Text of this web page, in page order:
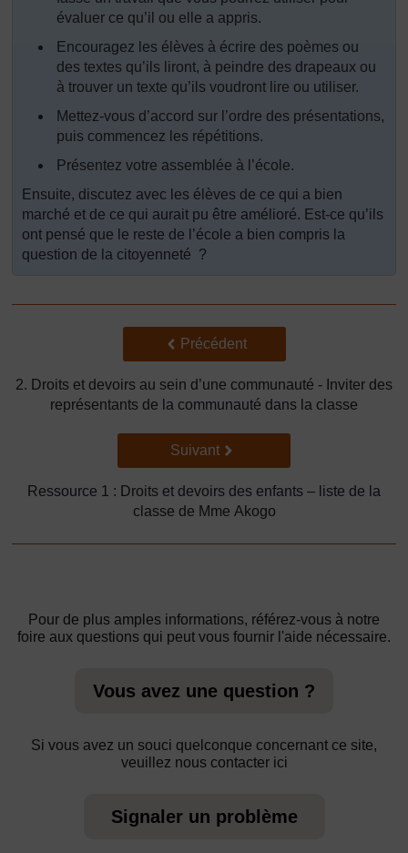
évaluer ce qu’il ou elle a appris.
Encouragez les élèves à écrire des poèmes ou
des textes qu’ils liront, à peindre des drapeaux ou
à trouver un texte qu’ils voudront lire ou utiliser.
Mettez-vous d’accord sur l’ordre des présentations,
puis commencez les répétitions.
Présentez votre assemblée à l’école.
Ensuite, discutez avec les élèves de ce qui a bien
marché et de ce qui aurait pu être amélioré. Est-ce qu’ils
ont pensé que le reste de l’école a bien compris la
question de la citoyenneté ?
Précédent
Précédent
2. Droits et devoirs au sein d’une communauté - Inviter des
représentants de la communauté dans la classe
Suivant
Suivant
Ressource 1 : Droits et devoirs des enfants – liste de la
classe de Mme Akogo
Pour de plus amples informations, référez-vous à notre
foire aux questions qui peut vous fournir l'aide nécessaire.
Vous avez une question ?
Si vous avez un souci quelconque concernant ce site,
veuillez nous contacter ici
Signaler un problème